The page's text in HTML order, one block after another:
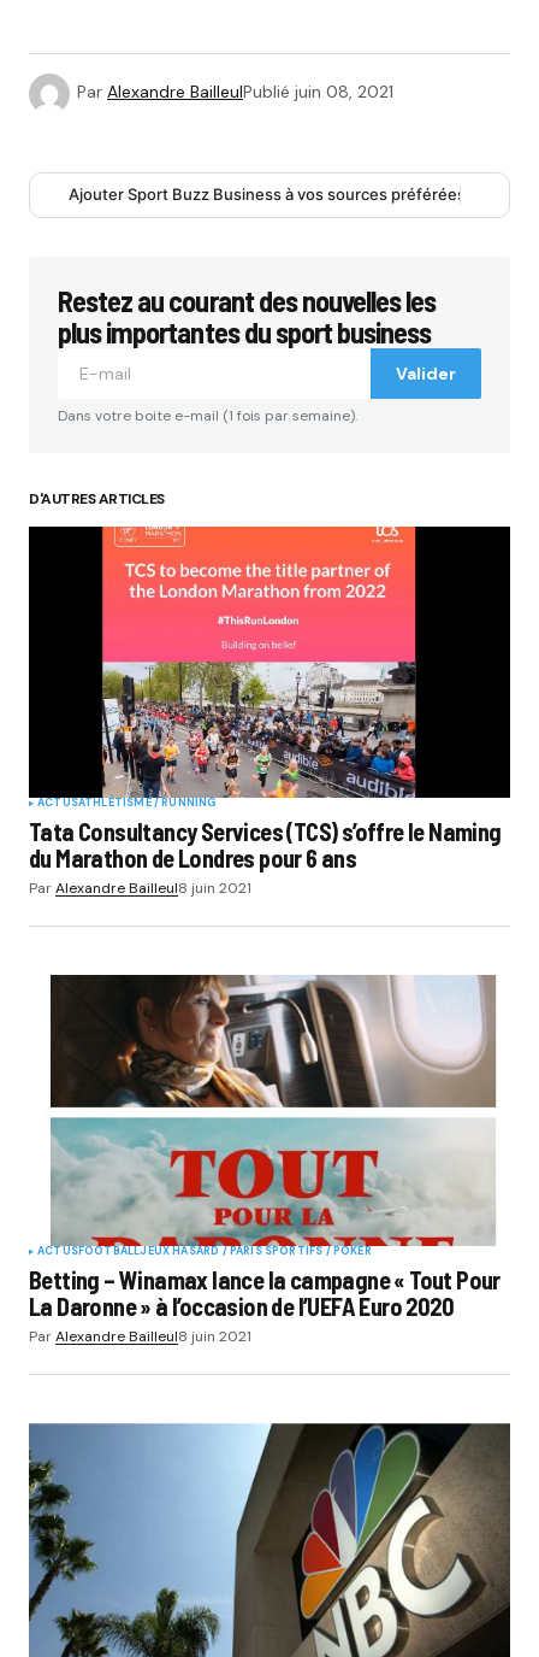
Par Alexandre BailleulPublié juin 08, 2021
Ajouter Sport Buzz Business à vos sources préférées
Restez au courant des nouvelles les
plus importantes du sport business
Valider
Dans votre boite e-mail (1 fois par semaine).
D'AUTRES ARTICLES
ACTUSATHLÉTISME / RUNNING
Tata Consultancy Services (TCS) s’offre le Naming
du Marathon de Londres pour 6 ans
ParAlexandre Bailleul8 juin 2021
ACTUSFOOTBALLJEUX HASARD / PARIS SPORTIFS / POKER
Betting – Winamax lance la campagne « Tout Pour
La Daronne » à l’occasion de l’UEFA Euro 2020
ParAlexandre Bailleul8 juin 2021